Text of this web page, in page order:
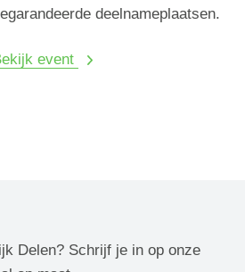
deelnameplaatsen.
event
Delen? Schrijf je in op onze